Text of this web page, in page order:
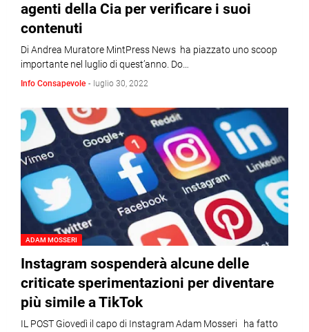
agenti della Cia per verificare i suoi
contenuti
Di Andrea Muratore MintPress News ha piazzato uno scoop
importante nel luglio di quest’anno. Do…
Info Consapevole - luglio 30, 2022
ADAM MOSSERI
Instagram sospenderà alcune delle
criticate sperimentazioni per diventare
più simile a TikTok
IL POST Giovedì il capo di Instagram Adam Mosseri ha fatto